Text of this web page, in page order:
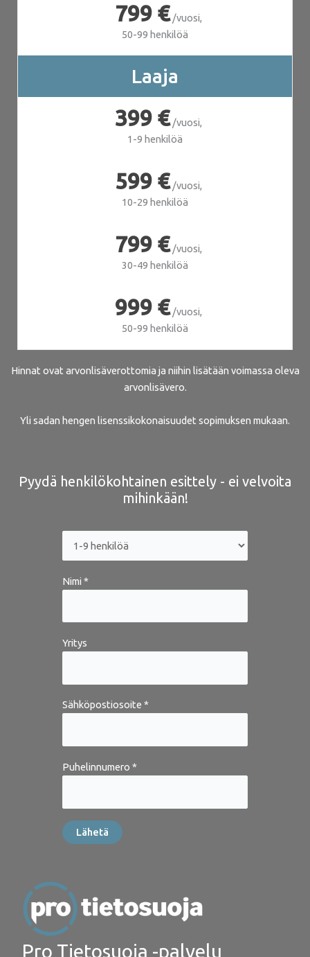
799 €/vuosi,
50-99 henkilöä
Laaja
399 €/vuosi,
1-9 henkilöä
599 €/vuosi,
10-29 henkilöä
799 €/vuosi,
30-49 henkilöä
999 €/vuosi,
50-99 henkilöä
Hinnat ovat arvonlisäverottomia ja niihin lisätään voimassa oleva
arvonlisävero.
Yli sadan hengen lisenssikokonaisuudet sopimuksen mukaan.
Pyydä henkilökohtainen esittely - ei velvoita
mihinkään!
Nimi *
Yritys
Sähköpostiosoite *
Puhelinnumero *
Pro Tietosuoja -palvelu